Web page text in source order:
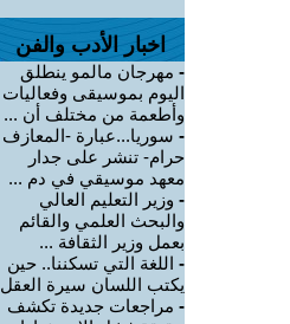
اخبار الأدب والفن
- مهرجان مالمو ينطلق
اليوم بموسيقى وفعاليات
وأطعمة من مختلف أن ...
- سوريا...عبارة -المعازف
حرام- تنشر على جدار
معهد موسيقي في دم ...
- وزير التعليم العالي
والبحث العلمي والقائم
بعمل وزير الثقافة ...
- اللغة التي تسكننا.. حين
يكتب اللسان سيرة العقل
- مراجعات جديدة تكشف